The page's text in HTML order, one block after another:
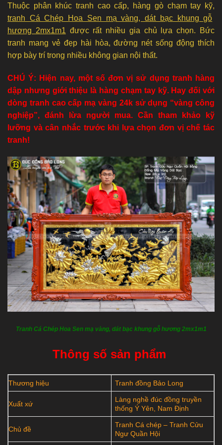
Thuộc phân khúc tranh cao cấp, hàng gò chạm tay kỹ,
tranh Cá Chép Hoa Sen mạ vàng, dát bạc khung gỗ
hương 2mx1m1 được rất nhiều gia chủ lựa chọn. Bức
tranh mang vẻ đẹp hài hòa, đường nét sống động thích
hợp bày trí trong nhiều không gian nội thất.
CHÚ Ý: Hiện nay, một số đơn vị sử dụng tranh hàng
dập nhưng giới thiệu là hàng chạm tay kỹ. Hay đối với
dòng tranh cao cấp mạ vàng 24k sử dụng “vàng công
nghiệp”, đánh lừa người mua. Cần tham khảo kỹ
lưỡng và cân nhắc trước khi lựa chọn đơn vị chế tác
tranh!
Tranh Cá Chép Hoa Sen mạ vàng, dát bạc khung gỗ hương 2mx1m1
Thông số sản phẩm
Thương hiệu Tranh đồng Bảo Long
Xuất xứ
Làng nghề đúc đồng truyền
thống Ý Yên, Nam Định
Chủ đề
Tranh Cá chép – Tranh Cửu
Ngư Quần Hội